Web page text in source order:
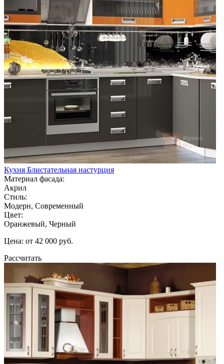
Кухня Блистательная настурция
Материал фасада:
Акрил
Стиль:
Модерн, Современный
Цвет:
Оранжевый, Черный
Цена: от 42 000 руб.
Рассчитать